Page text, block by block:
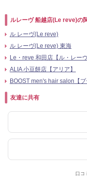
ルレーヴ 船越店(Le reve)の
ル レーヴ(Le reve)
ル レーヴ(Le reve) 東海
Le・reve 和田店【ル・レーヴ
ALIA 小豆餅店【アリア】
BOOST men's hair salon【
友達に共有
口コ